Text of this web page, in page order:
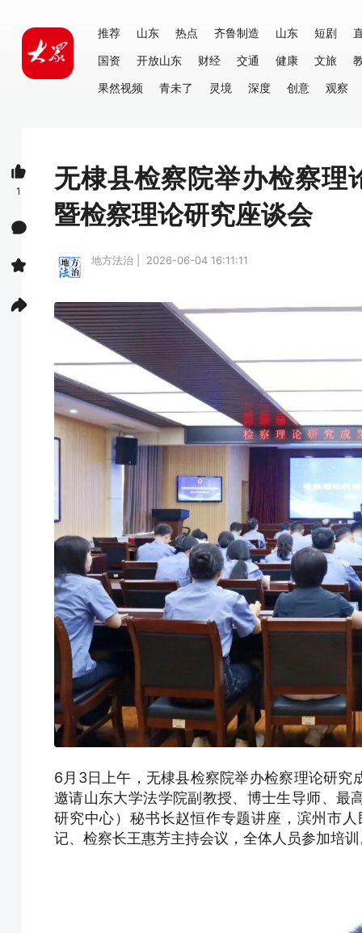
推荐 山东 热点 齐鲁制造 山东 短剧
国资
开放山东 财经 交通 健康 文旅
果然视频
青未了 灵境 深度 创意 观察
无棣县检察院举办检察理
暨检察理论研究座谈会
地方法治 | 2026-06-04 16:11:11
6月3日上午，无棣县检察院举办检察理论研
邀请山东大学法学院副教授、博士生导师、最
研究中心）秘书长赵恒作专题讲座，滨州市
记、检察长王惠芳主持会议，全体人员参加培
1